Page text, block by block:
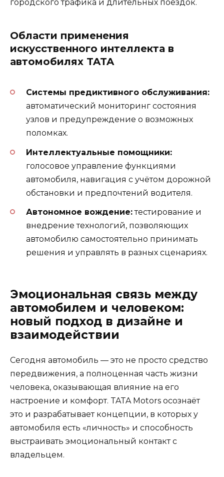
городского трафика и длительных поездок.
Области применения
искусственного интеллекта в
автомобилях TATA
Системы предиктивного обслуживания:
автоматический мониторинг состояния
узлов и предупреждение о возможных
поломках.
Интеллектуальные помощники:
голосовое управление функциями
автомобиля, навигация с учётом дорожной
обстановки и предпочтений водителя.
Автономное вождение:тестирование и
внедрение технологий, позволяющих
автомобилю самостоятельно принимать
решения и управлять в разных сценариях.
Эмоциональная связь между
автомобилем и человеком:
новый подход в дизайне и
взаимодействии
Сегодня автомобиль — это не просто средство
передвижения, а полноценная часть жизни
человека, оказывающая влияние на его
настроение и комфорт. TATA Motors осознаёт
это и разрабатывает концепции, в которых у
автомобиля есть «личность» и способность
выстраивать эмоциональный контакт с
владельцем.